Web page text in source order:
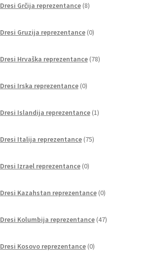
Dresi Grčija reprezentance 8izdelkov
Dresi Gruzija reprezentance 0izdelkov
Dresi Hrvaška reprezentance 78izdelkov
Dresi Irska reprezentance 0izdelkov
Dresi Islandija reprezentance 1izdelek
Dresi Italija reprezentance 75izdelkov
Dresi Izrael reprezentance 0izdelkov
Dresi Kazahstan reprezentance 0izdelkov
Dresi Kolumbija reprezentance 47izdelkov
Dresi Kosovo reprezentance 0izdelkov